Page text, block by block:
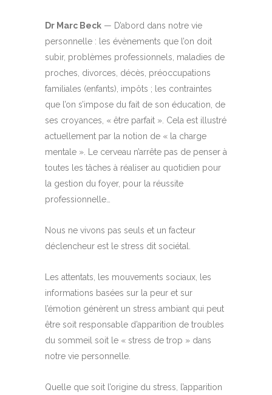
Dr Marc Beck — D’abord dans notre vie
personnelle : les évènements que l’on doit
subir, problèmes professionnels, maladies de
proches, divorces, décès, préoccupations
familiales (enfants), impôts ; les contraintes
que l’on s’impose du fait de son éducation, de
ses croyances, « être parfait ». Cela est illustré
actuellement par la notion de « la charge
mentale ». Le cerveau n’arrête pas de penser à
toutes les tâches à réaliser au quotidien pour
la gestion du foyer, pour la réussite
professionnelle…
Nous ne vivons pas seuls et un facteur
déclencheur est le stress dit sociétal.
Les attentats, les mouvements sociaux, les
informations basées sur la peur et sur
l’émotion génèrent un stress ambiant qui peut
être soit responsable d’apparition de troubles
du sommeil soit le « stress de trop » dans
notre vie personnelle.
Quelle que soit l’origine du stress, l’apparition